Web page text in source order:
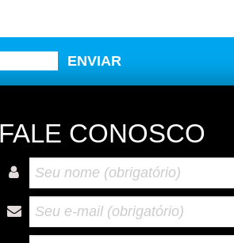
FALE CONOSCO